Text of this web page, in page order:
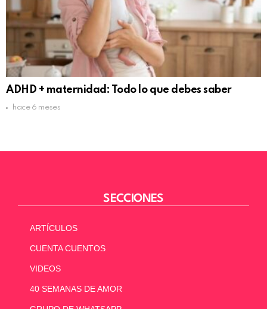
ADHD + maternidad: Todo lo que debes saber
hace 6 meses
SECCIONES
ARTÍCULOS
CUENTA CUENTOS
VIDEOS
40 SEMANAS DE AMOR